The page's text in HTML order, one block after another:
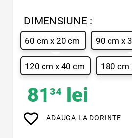
DIMENSIUNE :
60 cm x 20 cm 90 cm x
120 cm x 40 cm 180 cm
81 34 lei
favorite_border ADAUGA LA DORINTE